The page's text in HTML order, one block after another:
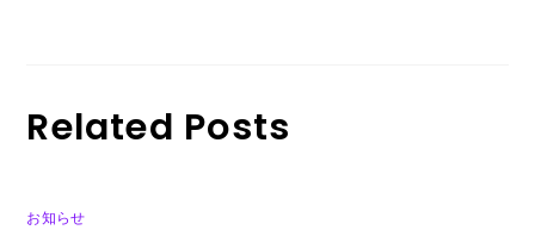
Related Posts
お知らせ